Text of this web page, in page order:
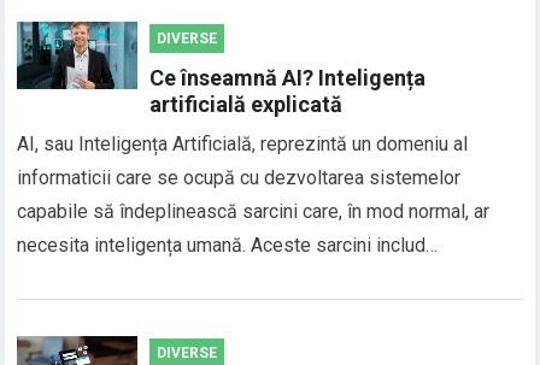
DIVERSE
Ce înseamnă AI? Inteligența
artificială explicată
AI, sau Inteligența Artificială, reprezintă un domeniu al
informaticii care se ocupă cu dezvoltarea sistemelor
capabile să îndeplinească sarcini care, în mod normal, ar
necesita inteligența umană. Aceste sarcini includ…
DIVERSE